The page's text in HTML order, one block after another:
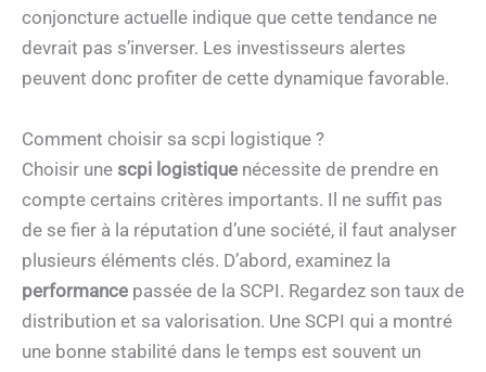
conjoncture actuelle indique que cette tendance ne
devrait pas s’inverser. Les investisseurs alertes
peuvent donc profiter de cette dynamique favorable.
Comment choisir sa scpi logistique ?
Choisir une scpi logistique nécessite de prendre en
compte certains critères importants. Il ne suffit pas
de se fier à la réputation d’une société, il faut analyser
plusieurs éléments clés. D’abord, examinez la
performance passée de la SCPI. Regardez son taux de
distribution et sa valorisation. Une SCPI qui a montré
une bonne stabilité dans le temps est souvent un